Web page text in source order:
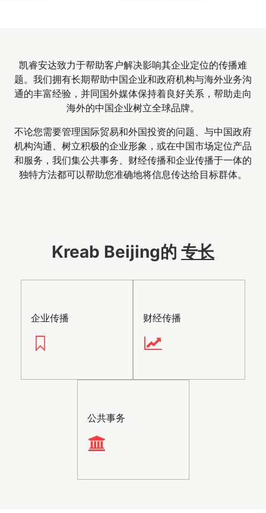
凯睿安达致力于帮助客户解决影响其企业定位的传播难
题。我们拥有长期帮助中国企业和政府机构与海外业务沟
通的丰富经验，并同国外媒体保持着良好关系，帮助走向
海外的中国企业树立全球品牌。
不论您需要管理国际贸易和外国投资的问题、与中国政府
机构沟通、树立积极的企业形象，或在中国市场定位产品
和服务，我们集公共事务、财经传播和企业传播于一体的
独特方法都可以帮助您准确地将信息传达给目标群体。
Kreab Beijing的 专长
企业传播 财经传播
公共事务